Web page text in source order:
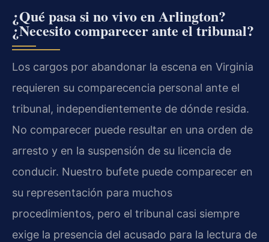
¿Qué pasa si no vivo en Arlington?
¿Necesito comparecer ante el tribunal?
Los cargos por abandonar la escena en Virginia
requieren su comparecencia personal ante el
tribunal, independientemente de dónde resida.
No comparecer puede resultar en una orden de
arresto y en la suspensión de su licencia de
conducir. Nuestro bufete puede comparecer en
su representación para muchos
procedimientos, pero el tribunal casi siempre
exige la presencia del acusado para la lectura de